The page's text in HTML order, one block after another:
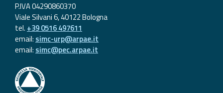
P.IVA 04290860370
Viale Silvani 6, 40122 Bologna
tel. +39 0516 497611
email: simc-urp@arpae.it
email: simc@pec.arpae.it